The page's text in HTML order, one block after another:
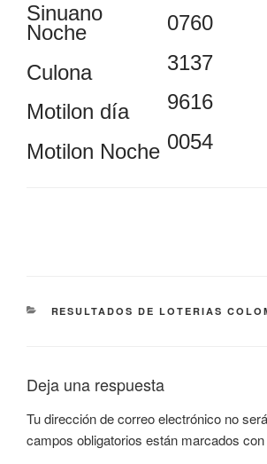
Sinuano
Noche
Culona
Motilon día
Motilon Noche
0760
3137
9616
0054
CATEGORÍAS
RESULTADOS DE LOTERIAS
Deja una respuesta
Tu dirección de correo electrónico no
campos obligatorios están marcados con